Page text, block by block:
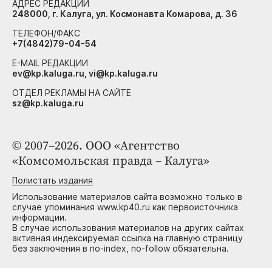
© 2007–2026. ООО «Агентство
«Комсомольская правда – Калуга»
Полистать издания
Использование материалов сайта возможно только в
случае упоминания www.kp40.ru как первоисточника
информации.
В случае использования материалов на других сайтах
активная индексируемая ссылка на главную страницу
без заключения в no-index, no-follow обязательна.
АДРЕС РЕДАКЦИИ
248000, г. Калуга, ул. Космонавта Комарова, д. 36
ТЕЛЕФОН/ФАКС
+7(4842)79-04-54
E-MAIL РЕДАКЦИИ
ev@kp.kaluga.ru, vi@kp.kaluga.ru
ОТДЕЛ РЕКЛАМЫ НА САЙТЕ
sz@kp.kaluga.ru